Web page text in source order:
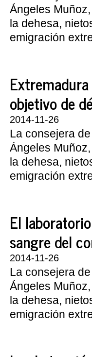
Ángeles
la dehesa,
emigración
objetivo de
2014-11-26
La consejera
Ángeles
la dehesa,
emigración
El
sangre del
2014-11-26
La consejera
Ángeles
la dehesa,
emigración